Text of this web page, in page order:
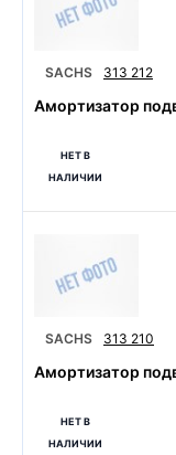
SACHS 313 212
Амортизатор
НЕТ В
НАЛИЧИИ
SACHS 313 210
Амортизатор
НЕТ В
НАЛИЧИИ